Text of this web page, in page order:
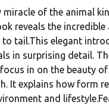
miracle of the animal
reveals the
to tail.This elegant
in surprising detail.
in on the beauty
It explains how form
and